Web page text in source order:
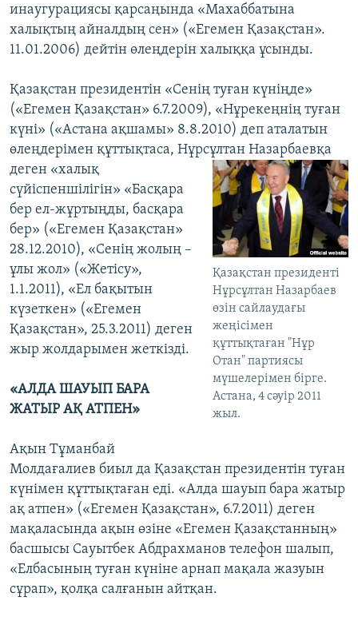
инаугурациясы қарсаңында «Махаббатына
халықтың айналдың сен» («Егемен Қазақстан».
11.01.2006) дейтін өлеңдерін халыққа ұсынды.
Қазақстан президентін «Сенің туған күніңде»
(«Егемен Қазақстан» 6.7.2009), «Нұрекеңнің туған
күні» («Астана ақшамы» 8.8.2010) деп аталатын
өлеңдерімен құттықтаса, Нұрсұлтан Назарбаевқа
деген «халық
Қазақстан президенті
Нұрсұлтан Назарбаев
өзін сайлаудағы
жеңісімен
құттықтаған "Нұр
Отан" партиясы
мүшелерімен бірге.
Астана, 4 сәуір 2011
жыл.
сүйіспеншілігін» «Басқара
бер ел-жұртыңды, басқара
бер» («Егемен Қазақстан»
28.12.2010), «Сенің жолың –
ұлы жол» («Жетісу»,
1.1.2011), «Ел бақытын
күзеткен» («Егемен
Қазақстан», 25.3.2011) деген
жыр жолдарымен жеткізді.
«АЛДА ШАУЫП БАРА
ЖАТЫР АҚ АТПЕН»
Ақын Тұманбай
Молдағалиев биыл да Қазақстан президентін туған
күнімен құттықтаған еді. «Алда шауып бара жатыр
ақ атпен» («Егемен Қазақстан», 6.7.2011) деген
мақаласында ақын өзіне «Егемен Қазақстанның»
басшысы Сауытбек Абдрахманов телефон шалып,
«Елбасының туған күніне арнап мақала жазуын
сұрап», қолқа салғанын айтқан.